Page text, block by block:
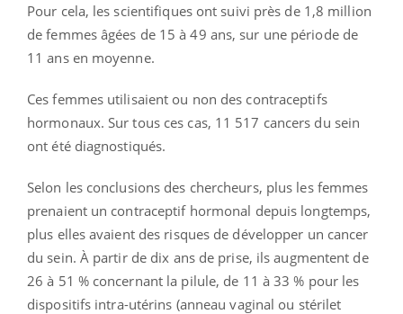
Pour cela, les scientifiques ont suivi près de 1,8 million
de femmes âgées de 15 à 49 ans, sur une période de
11 ans en moyenne.
Ces femmes utilisaient ou non des contraceptifs
hormonaux. Sur tous ces cas, 11 517 cancers du sein
ont été diagnostiqués.
Selon les conclusions des chercheurs, plus les femmes
prenaient un contraceptif hormonal depuis longtemps,
plus elles avaient des risques de développer un cancer
du sein. À partir de dix ans de prise, ils augmentent de
26 à 51 % concernant la pilule, de 11 à 33 % pour les
dispositifs intra-utérins (anneau vaginal ou stérilet